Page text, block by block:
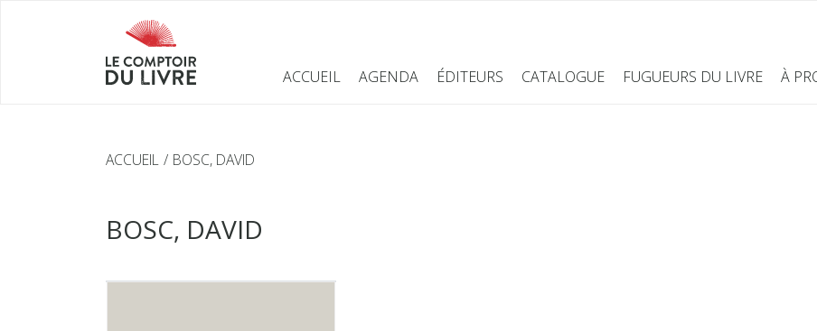
ACCUEIL AGENDA ÉDITEURS CATALOGUE FUGUEURS DU LIVRE À
ACCUEIL BOSC, DAVID
BOSC, DAVID